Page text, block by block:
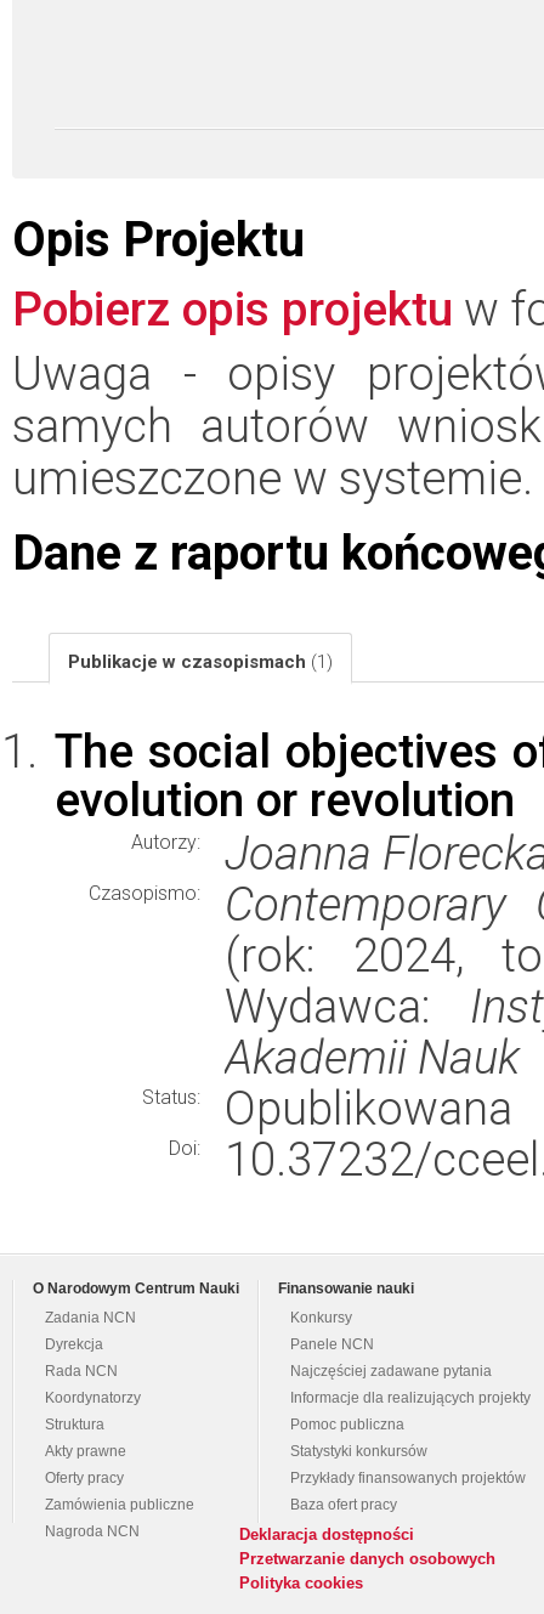
Opis Projektu
Pobierz opis projektu w
Uwaga - opisy
samych autorów
umieszczone w systemie.
Dane z raportu
Publikacje w czasopismach (1)
The social objectives
evolution or revolution
Autorzy: Joanna
Czasopismo:
(rok: 2024,
Wydawca:
Akademii Nauk
Status: Opublikowana
Doi: 10.37232/
O Narodowym Centrum Nauki
Zadania NCN
Dyrekcja
Rada NCN
Koordynatorzy
Struktura
Akty prawne
Oferty pracy
Zamówienia publiczne
Nagroda NCN
Finansowanie nauki
Konkursy
Panele NCN
Najczęściej zadawane pytania
Informacje dla realizujących projekty
Pomoc publiczna
Statystyki konkursów
Przykłady finansowanych projektów
Baza ofert pracy
Deklaracja dostępności
Przetwarzanie danych osobowych
Polityka cookies